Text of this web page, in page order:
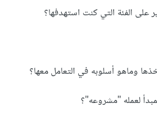
على الفئة التي كنت استهدفها؟
وماهو أسلوبه في التعامل معها؟
لعمله "مشروعه"؟